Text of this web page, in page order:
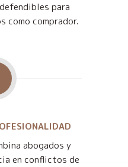
para
como comprador.
abogados y
en conflictos de